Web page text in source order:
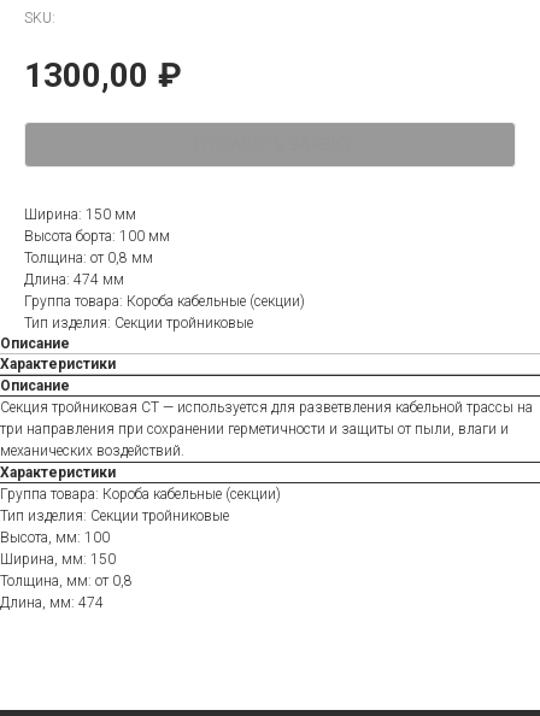
SKU:
1300,00 ₽
Ширина: 150 мм
Высота борта: 100 мм
Толщина: от 0,8 мм
Длина: 474 мм
Группа товара: Короба кабельные (секции)
Тип изделия: Секции тройниковые
Описание
Характеристики
Описание
Секция тройниковая СТ — используется для разветвления кабельной трассы на
три направления при сохранении герметичности и защиты от пыли, влаги и
механических воздействий.
Характеристики
Группа товара: Короба кабельные (секции)
Тип изделия: Секции тройниковые
Высота, мм: 100
Ширина, мм: 150
Толщина, мм: от 0,8
Длина, мм: 474